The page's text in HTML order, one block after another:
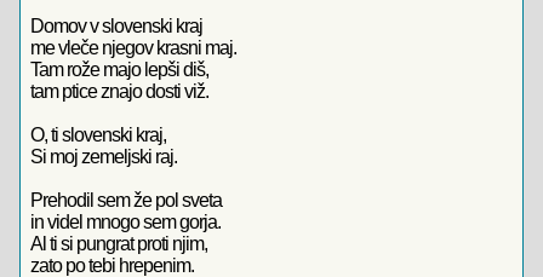
Domov v slovenski kraj
me vleče njegov krasni maj.
Tam rože majo lepši diš,
tam ptice znajo dosti viž.
O, ti slovenski kraj,
Si moj zemeljski raj.
Prehodil sem že pol sveta
in videl mnogo sem gorja.
Al ti si pungrat proti njim,
zato po tebi hrepenim.